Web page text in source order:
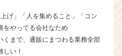
げ」「人を集めること」「コン
をやってる会社なため
くまで、通販にまつわる業務全部
しい！